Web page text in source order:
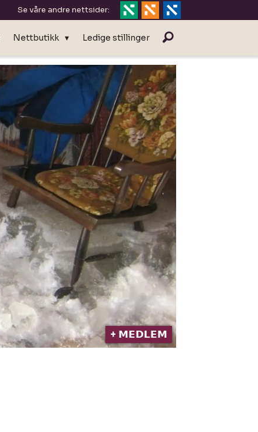
Se våre andre nettsider:
Nettbutikk Ledige stillinger
+ 𝗠𝗘𝗗𝗟𝗘𝗠